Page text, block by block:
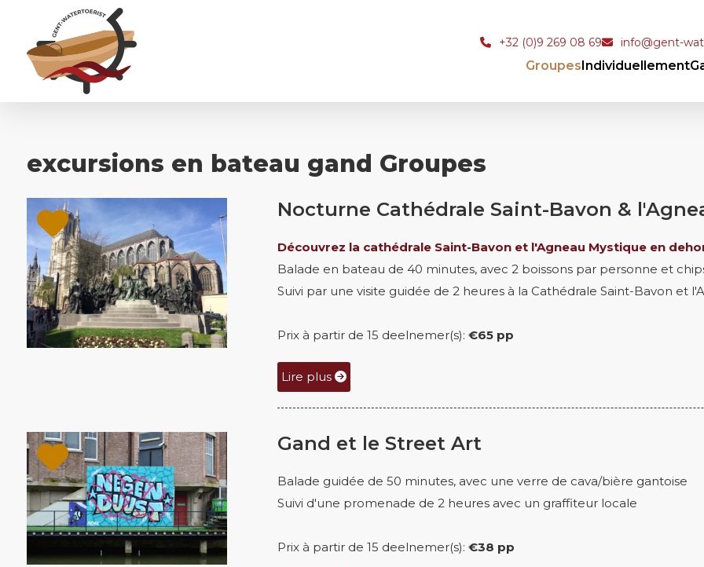
+32 (0)9 269 08 69 info@gent-
GroupesIndividuellement
excursions en bateau gand Groupes
Nocturne Cathédrale Saint-Bavon &
Découvrez la cathédrale Saint-Bavon et l'Agneau Mystique en
Balade en bateau de 40 minutes, avec 2 boissons par personne et
Suivi par une visite guidée de 2 heures à la Cathédrale Saint-Bavon et
Prix à partir de 15 deelnemer(s): €65 pp
Lire plus
Gand et le Street Art
Balade guidée de 50 minutes, avec une verre de cava/bière gantoise
Suivi d'une promenade de 2 heures avec un graffiteur locale
Prix à partir de 15 deelnemer(s): €38 pp